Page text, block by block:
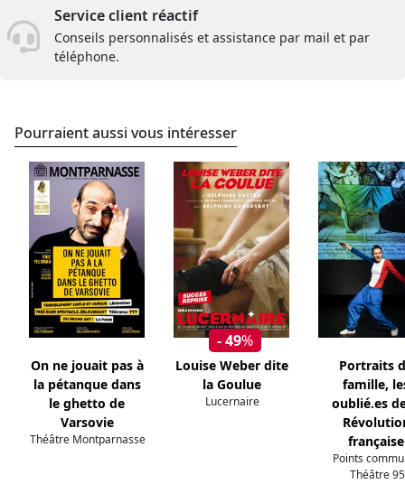
Service client réactif
Conseils personnalisés et assistance par mail et par
téléphone.
Pourraient aussi vous intéresser
On ne jouait pas à
la pétanque dans
le ghetto de
Varsovie
Théâtre Montparnasse
- 49%
Louise Weber dite
la Goulue
Lucernaire
Portraits
famille,
oublié.es
française
Points
Théâtre 95